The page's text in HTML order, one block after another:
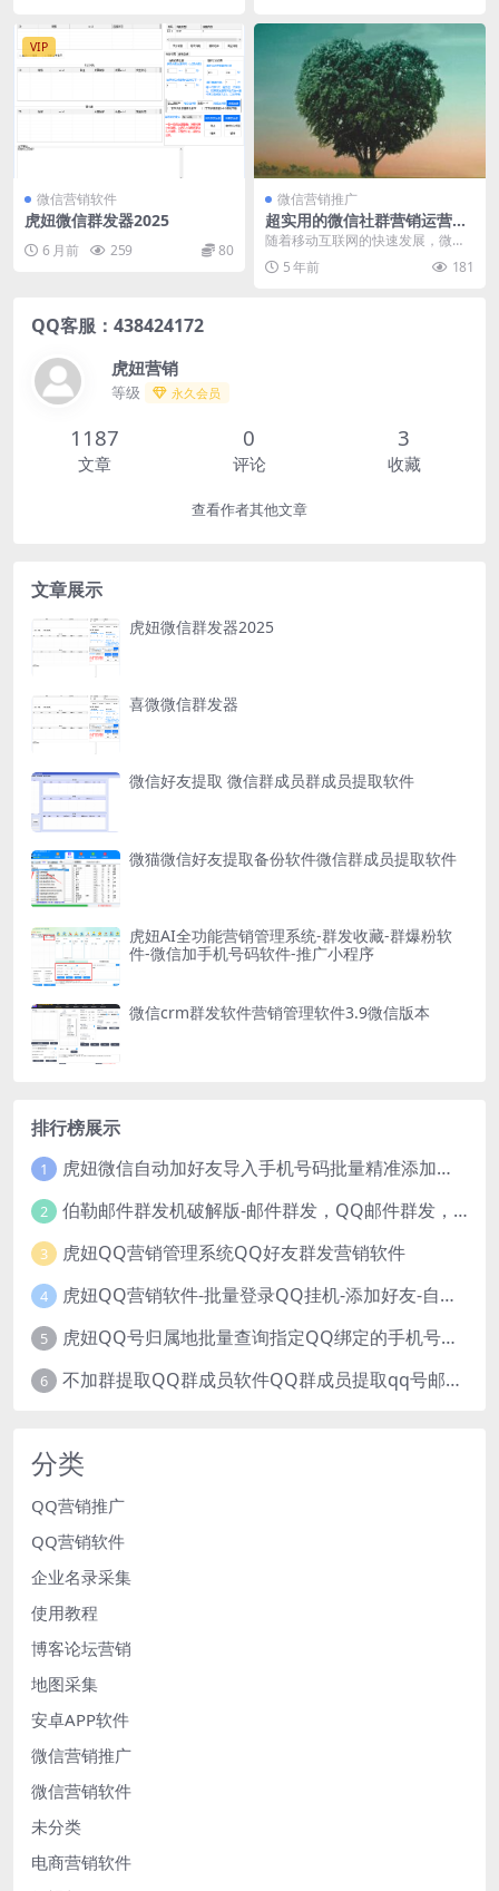
VIP
微信营销软件
虎妞微信群发器2025
6 月前 259 80
微信营销推广
超实用的微信社群营销运营推
广技巧！
随着移动互联网的快速发展，微信
的普及率越来越高，简单容易上
手。微信营销是网络营销...
5 年前 181
QQ客服：438424172
虎妞营销
等级 永久会员
1187
文章
0
评论
3
收藏
查看作者其他文章
文章展示
虎妞微信群发器2025
喜微微信群发器
微信好友提取 微信群成员群成员提取软件
微猫微信好友提取备份软件微信群成员提取软件
虎妞AI全功能营销管理系统-群发收藏-群爆粉软
件-微信加手机号码软件-推广小程序
微信crm群发软件营销管理软件3.9微信版本
排行榜展示
1 虎妞微信自动加好友导入手机号码批量精准添加客户售营销软件微商工具
2 伯勒邮件群发机破解版-邮件群发，QQ邮件群发，邮件群发软件，伯乐邮件群发工具，邮件群发器
3 虎妞QQ营销管理系统QQ好友群发营销软件
4 虎妞QQ营销软件-批量登录QQ挂机-添加好友-自动加群-群发消息-临时会话
5 虎妞QQ号归属地批量查询指定QQ绑定的手机号软件
6 不加群提取QQ群成员软件QQ群成员提取qq号邮箱软件
分类
QQ营销推广
QQ营销软件
企业名录采集
使用教程
博客论坛营销
地图采集
安卓APP软件
微信营销推广
微信营销软件
未分类
电商营销软件